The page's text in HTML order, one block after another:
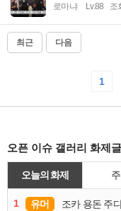
로마냐 Lv.88 조
최근 다음
1
오픈 이슈 갤러리 화제글
오늘의 화제
1 유머 조카 용돈 주